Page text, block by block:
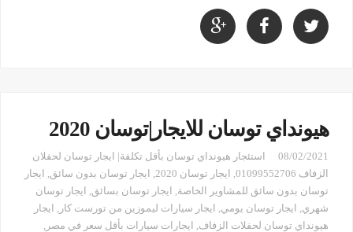
هيونداي توسان للايجار|توسان 2020
08/02/2021
استئجار هيونداي توسان بأقل تكلفة| ايجار توسان لحفلان
الزفاف 01099552706
ايجار توسان 2020 ايجار توسان بدون سائق
ايجار
توسان بدون سائق للمشاوير الخاصة
ايجار توسان بسائق
ايجار توسان
شهري
ايجار توسان يومي ايجار سيارات ليموزين من تورست كار
ايجار
هيونداي توسان لحفلات الزفاف
ايجارات سيارات بأقل سعر في مصر